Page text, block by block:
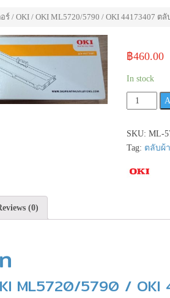
ร์ / OKI / OKI ML5720/5790 / OKI 44173407
฿460.00
In stock
OKI
ML5720/
44173407
ตลับ
ซื้อ**
SKU: ML-
Tag: ตลับผ้
(0)
ML5720/5790 /